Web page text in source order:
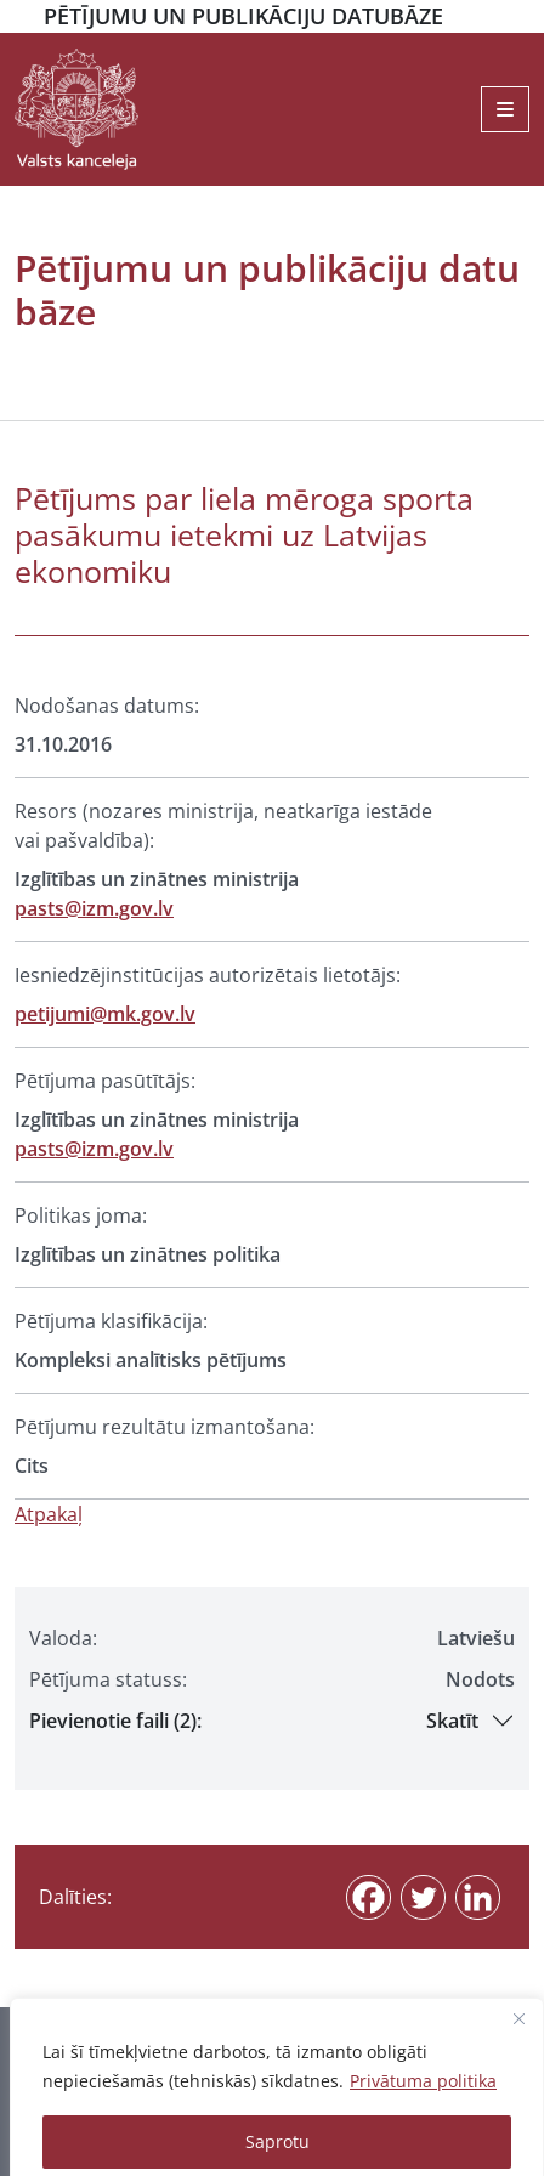
Lai šī tīmekļvietne darbotos, tā izmanto obligāti
nepieciešamās (tehniskās) sīkdatnes. Privātuma politika
Saprotu
PĒTĪJUMU UN PUBLIKĀCIJU DATUBĀZE
Pētījumu un publikāciju datu
bāze
Valoda:
Latviešu
Pētījuma statuss:
Nodots
Pievienotie faili (2):
Skatīt
Dalīties:
Pētījums par liela mēroga sporta
pasākumu ietekmi uz Latvijas
ekonomiku
Nodošanas datums:
31.10.2016
Resors (nozares ministrija, neatkarīga iestāde
vai pašvaldība):
Izglītības un zinātnes ministrija
pasts@izm.gov.lv
Iesniedzējinstitūcijas autorizētais lietotājs:
petijumi@mk.gov.lv
Pētījuma pasūtītājs:
Izglītības un zinātnes ministrija
pasts@izm.gov.lv
Politikas joma:
Izglītības un zinātnes politika
Pētījuma klasifikācija:
Kompleksi analītisks pētījums
Pētījumu rezultātu izmantošana:
Cits
Atpakaļ
Informācija pēdējo reizi atjaunota 06.08.2026
© 2026 - Pētījumu un publikāciju datubāze